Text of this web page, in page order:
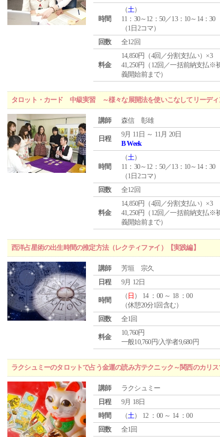
時間
（土）
11：30～12：50／13：10～14：30
（1日2コマ）
回数
全12回
料金
14,850円（4回／分割支払い）×3
41,250円（12回／一括前納支払※
義開始前まで）
タロット・カード 中級実習 ～様々な展開法を使いこなしてリーディ
講師 森信 彰雄
日程
9月 11日 ～ 11月 20日
B Week
時間
（土）
11：30～12：50／13：10～14：30
（1日2コマ）
回数
全12回
料金
14,850円（4回／分割支払い）×3
41,250円（12回／一括前納支払※
義開始前まで）
西洋占星術の出生時間の推定方法（レクティファイ）【実践編】
講師
芳垣 宗久
日程
9月 12日
時間
（ 日 ） 14 ：00 ～ 18 ：00
（休憩20分1回含む）
回数
全1回
料金
10,760円
一般10,760円/入学者9,680円
ラクシュミーのタロットで占う金運の読み方テクニック～関西のカリ
講師
ラクシュミー
日程
9月 18日
時間
（土） 12 ：00 ～ 14 ：00
回数
全1回